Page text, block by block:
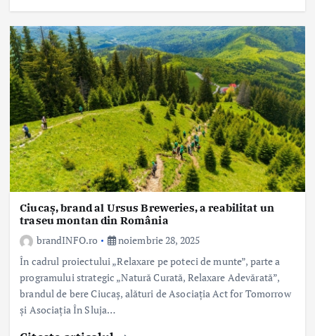
Ciucaș, brand al Ursus Breweries, a reabilitat un
traseu montan din România
brandINFO.ro
noiembrie 28, 2025
În cadrul proiectului „Relaxare pe poteci de munte”, parte a
programului strategic „Natură Curată, Relaxare Adevărată”,
brandul de bere Ciucaș, alături de Asociația Act for Tomorrow
și Asociația În Sluja…